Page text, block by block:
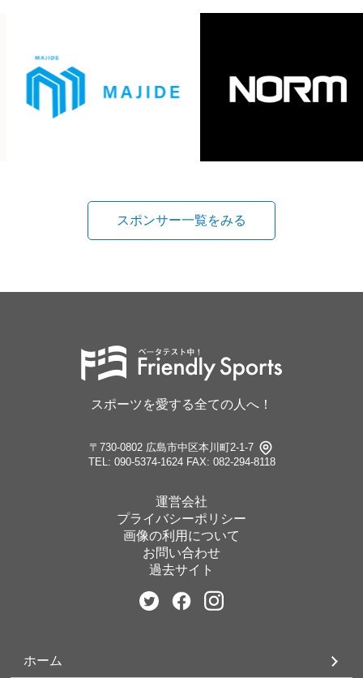
スポンサー一覧をみる
スポーツを愛する全ての人へ！
〒730-0802 広島市中区本川町2-1-7
TEL: 090-5374-1624 FAX: 082-294-8118
運営会社
プライバシーポリシー
画像の利用について
お問い合わせ
過去サイト
ホーム